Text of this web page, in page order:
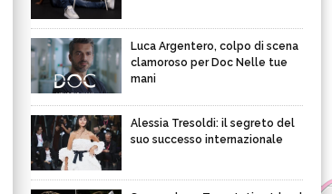
Luca Argentero, colpo di scena
clamoroso per Doc Nelle tue
mani
Alessia Tresoldi: il segreto del
suo successo internazionale